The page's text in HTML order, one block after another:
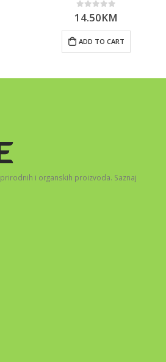
0 out of 5
14.50KM
ADD TO CART
i organskih proizvoda. Saznaj